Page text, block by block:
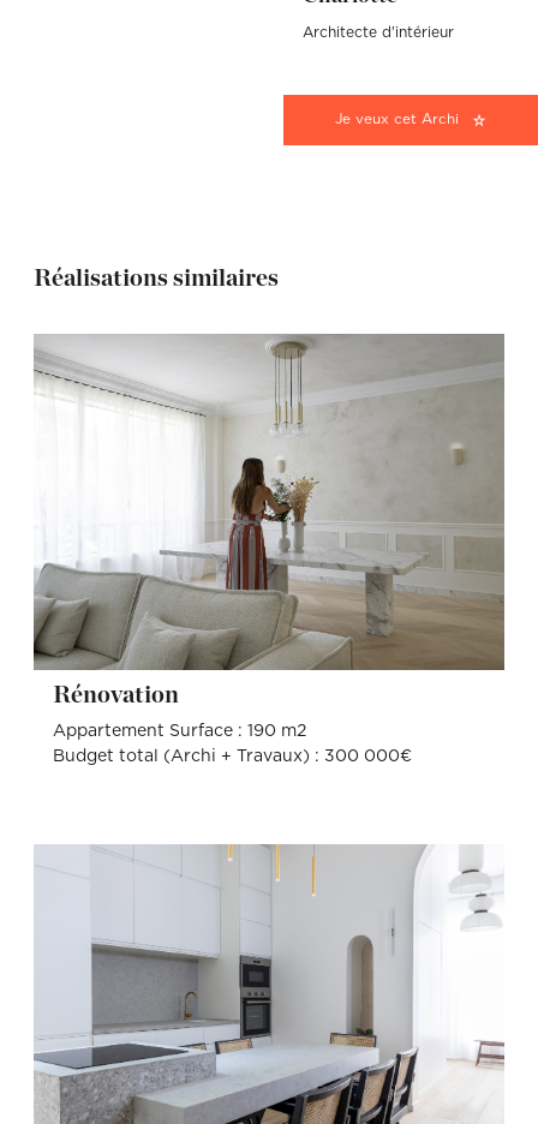
Architecte d'intérieur
Je veux cet Archi
Réalisations similaires
Rénovation
Appartement Surface : 190 m2
Budget total (Archi + Travaux) : 300 000€